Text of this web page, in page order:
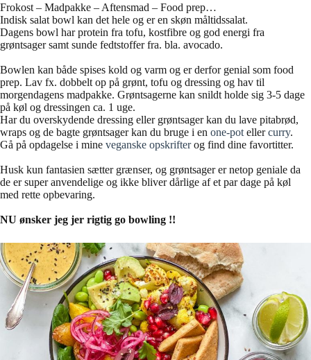
Frokost – Madpakke – Aftensmad – Food prep…
Indisk salat bowl kan det hele og er en skøn måltidssalat.
Dagens bowl har protein fra tofu, kostfibre og god energi fra
grøntsager samt sunde fedtstoffer fra. bla. avocado.
Bowlen kan både spises kold og varm og er derfor genial som food
prep. Lav fx. dobbelt op på grønt, tofu og dressing og hav til
morgendagens madpakke. Grøntsagerne kan snildt holde sig 3-5 dage
på køl og dressingen ca. 1 uge.
Har du overskydende dressing eller grøntsager kan du lave pitabrød,
wraps og de bagte grøntsager kan du bruge i en one-pot ellercurry.
Gå på opdagelse i mine veganske opskrifterog find dine favortitter.
Husk kun fantasien sætter grænser, og grøntsager er netop geniale da
de er super anvendelige og ikke bliver dårlige af et par dage på køl
med rette opbevaring.
NU ønsker jeg jer rigtig go bowling !!